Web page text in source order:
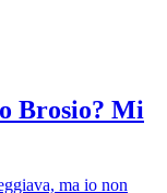
Brosio? Mi
ma io non